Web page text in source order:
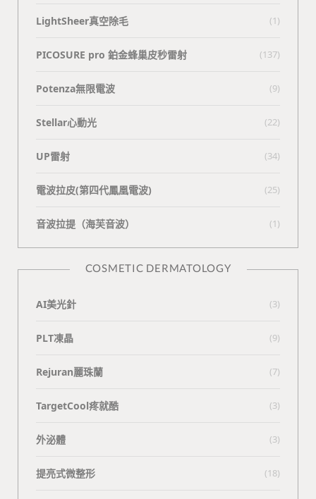
LightSheer真空除毛 (1)
PICOSURE pro 鉑金蜂巢皮秒雷射 (137)
Potenza無限電波 (9)
Stellar心動光 (22)
UP雷射 (34)
電波拉皮(第四代鳳凰電波) (25)
⾳波拉提（海芙⾳波） (1)
COSMETIC DERMATOLOGY
AI美光針 (3)
PLT凍晶 (9)
Rejuran麗珠蘭 (7)
TargetCool疼就酷 (3)
外泌體 (3)
提亮式微整形 (18)